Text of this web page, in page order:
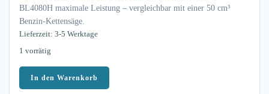
BL4080H maximale Leistung – vergleichbar mit einer 50 cm³
Benzin-Kettensäge.
Lieferzeit: 3-5 Werktage
1 vorrätig
Makita
Akku-
In den Warenkorb